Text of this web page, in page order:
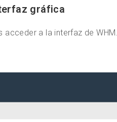
gráfica
a la interfaz de